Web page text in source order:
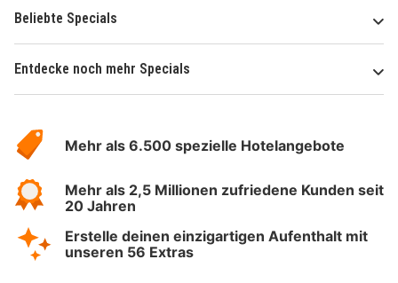
Beliebte Specials
Entdecke noch mehr Specials
Hotelspecials
Mehr als 6.500 spezielle Hotelangebote
Mehr als 2,5 Millionen zufriedene Kunden seit
20 Jahren
Erstelle deinen einzigartigen Aufenthalt mit
unseren 56 Extras